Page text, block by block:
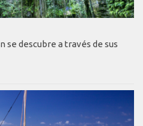
se descubre a través de sus